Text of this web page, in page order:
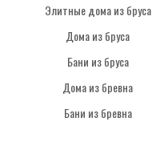
Элитные дома из бруса
Дома из бруса
Бани из бруса
Дома из бревна
Бани из бревна